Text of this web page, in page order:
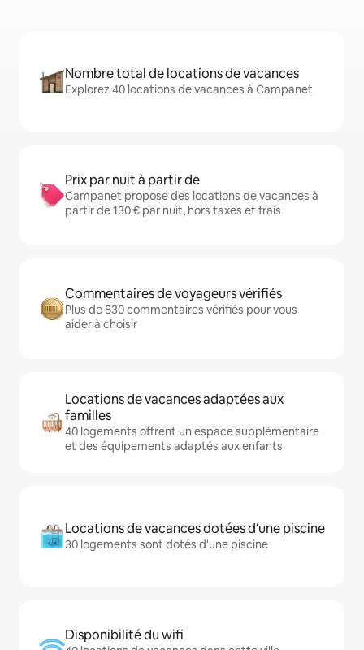
Nombre total de locations de vacances
Explorez 40 locations de vacances à Campanet
Prix par nuit à partir de
Campanet propose des locations de vacances à
partir de 130 € par nuit, hors taxes et frais
Commentaires de voyageurs vérifiés
Plus de 830 commentaires vérifiés pour vous
aider à choisir
Locations de vacances adaptées aux
familles
40 logements offrent un espace supplémentaire
et des équipements adaptés aux enfants
Locations de vacances dotées d'une piscine
30 logements sont dotés d'une piscine
Disponibilité du wifi